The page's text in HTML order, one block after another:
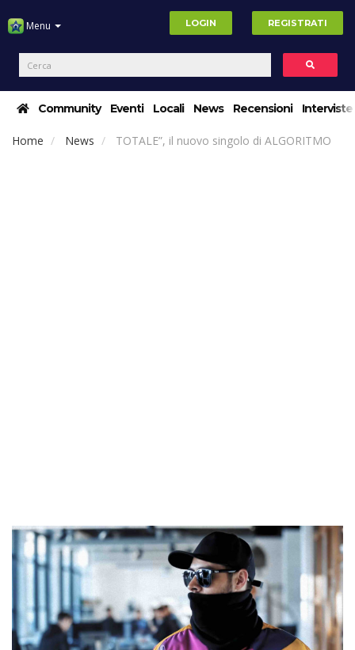
Menu LOGIN REGISTRATI
Community Eventi Locali News Recensioni Interviste
Home News TOTALE”, il nuovo singolo di ALGORITMO